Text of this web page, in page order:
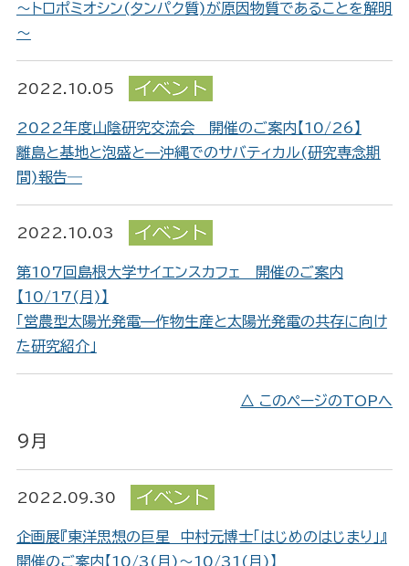
～トロポミオシン(タンパク質)が原因物質であることを解明
～
2022.10.05
2022年度山陰研究交流会 開催のご案内【10/26】
離島と基地と泡盛と—沖縄でのサバティカル(研究専念期
間)報告―
2022.10.03
第107回島根大学サイエンスカフェ 開催のご案内
【10/17(月)】
「営農型太陽光発電—作物生産と太陽光発電の共存に向け
た研究紹介」
△ このページのTOPへ
9月
2022.09.30
企画展『東洋思想の巨星 中村元博士「はじめのはじまり」』
開催のご案内【10/3(月)～10/31(月)】